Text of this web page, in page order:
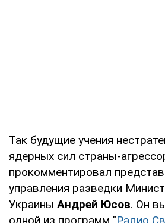
Так будущие учения
ядерных сил страны-
прокомментировал
управления разведки
Украины Андрей Юсов. Он
одной из программ "Радио